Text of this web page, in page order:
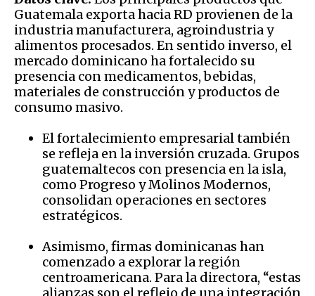
Guatemala exporta hacia RD provienen de la
industria manufacturera, agroindustria y
alimentos procesados. En sentido inverso, el
mercado dominicano ha fortalecido su
presencia con medicamentos, bebidas,
materiales de construcción y productos de
consumo masivo.
El fortalecimiento empresarial también
se refleja en la inversión cruzada. Grupos
guatemaltecos con presencia en la isla,
como Progreso y Molinos Modernos,
consolidan operaciones en sectores
estratégicos.
Asimismo, firmas dominicanas han
comenzado a explorar la región
centroamericana. Para la directora, “estas
alianzas son el reflejo de una integración